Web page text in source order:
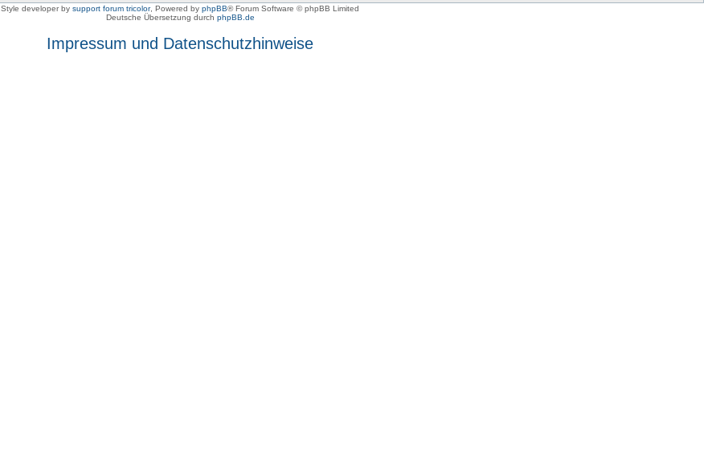
Style developer by support forum tricolor, Powered by phpBB® Forum Software © phpBB Limited
Deutsche Übersetzung durch phpBB.de
Impressum und Datenschutzhinweise